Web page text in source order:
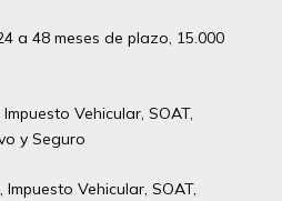
a 48 meses de plazo, 15.000
Vehicular, SOAT,
y Seguro
Impuesto Vehicular, SOAT,